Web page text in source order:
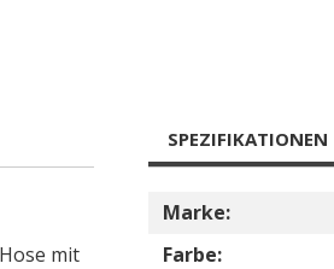
mit
SPEZIFIKATIONEN
Marke:
Farbe: